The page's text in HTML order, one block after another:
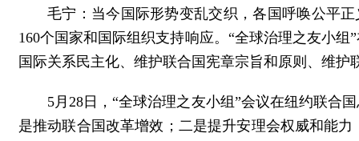
毛宁：当今国际形势变乱交织，各国呼唤公平
160个国家和国际组织支持响应。“全球治理之友小
国际关系民主化、维护联合国宪章宗旨和原则、维
5月28日，“全球治理之友小组”会议在纽约联合
是推动联合国改革增效；二是提升安理会权威和能